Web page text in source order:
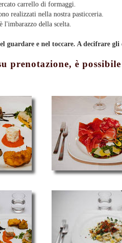
carrello di formaggi.
realizzati nella nostra pasticceria.
della scelta.
guardare e nel toccare. A decifrare
prenotazione, è